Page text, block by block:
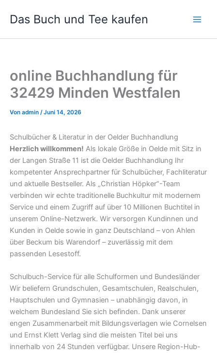
InhaltDas Buch und Tee kaufen
online Buchhandlung für
32429 Minden Westfalen
Von admin /Juni 14, 2026
Schulbücher & Literatur in der Oelder Buchhandlung
Herzlich willkommen! Als lokale Größe in Oelde mit Sitz in
der Langen Straße 11 ist die Oelder Buchhandlung Ihr
kompetenter Ansprechpartner für Schulbücher, Fachliteratur
und aktuelle Bestseller. Als „Christian Höpker“-Team
verbinden wir echte traditionelle Buchkultur mit modernem
Service und einem Zugriff auf über 10 Millionen Buchtitel in
unserem Online-Netzwerk. Wir versorgen Kundinnen und
Kunden in Oelde sowie in ganz Deutschland – von Ahlen
über Beckum bis Warendorf – zuverlässig mit dem
passenden Lesestoff.
Schulbuch-Service für alle Schulformen und Bundesländer
Wir beliefern Grundschulen, Gesamtschulen, Realschulen,
Hauptschulen und Gymnasien – unabhängig davon, in
welchem Bundesland Sie sich befinden. Dank unserer
engen Zusammenarbeit mit Bildungsverlagen wie Cornelsen
und Ernst Klett Verlag sind die meisten Titel bei uns
innerhalb von 24 Stunden verfügbar. Unsere Region-Hub-